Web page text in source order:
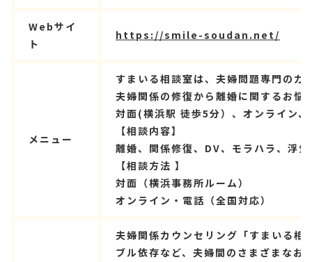
Webサイ
ト
https://smile-soudan.net/
メニュー
すまいる相談室は、夫婦問題専門のカ
夫婦関係の修復から離婚に関するお悩
対面(横浜駅 徒歩5分）、オンライン
【相談内容】
離婚、関係修復、DV、モラハラ、浮
【相談方法 】
対面（横浜事務所ルーム）
オンライン・電話（全国対応）
夫婦関係カウンセリング「すまいる
ブル依存など、夫婦間のさまざまなお